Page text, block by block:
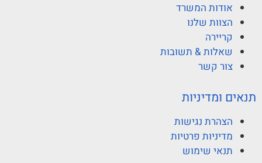
אודות המשרד
הצוות שלנו
קריירה
שאלות & תשובות
צור קשר
תנאים ומדיניות
הצהרת נגישות
מדיניות פרטיות
תנאי שימוש